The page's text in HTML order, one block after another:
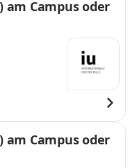
am Campus oder
am Campus oder